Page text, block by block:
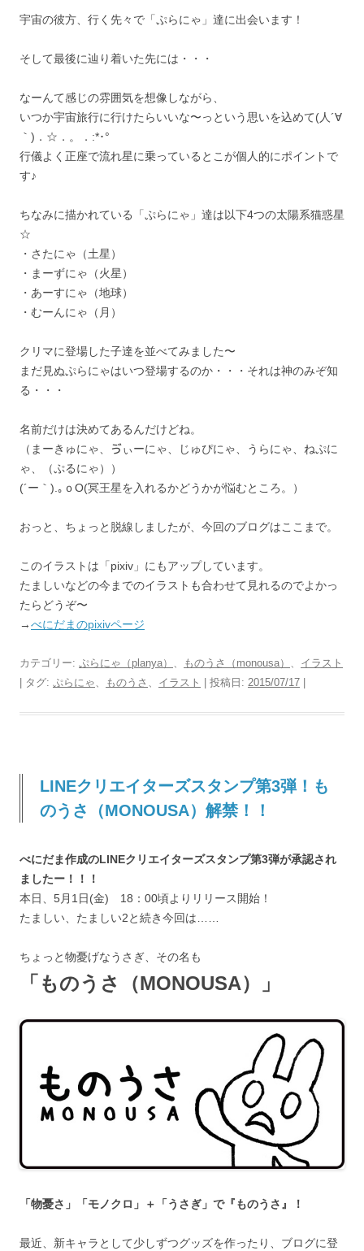
宇宙の彼方、行く先々で「ぷらにゃ」達に出会います！
そして最後に辿り着いた先には・・・
なーんて感じの雰囲気を想像しながら、
いつか宇宙旅行に行けたらいいな〜っという思いを込めて(人´∀
｀)．☆．。．:*･°
行儀よく正座で流れ星に乗っているとこが個人的にポイントで
す♪
ちなみに描かれている「ぷらにゃ」達は以下4つの太陽系猫惑星
☆
・さたにゃ（土星）
・まーずにゃ（火星）
・あーすにゃ（地球）
・むーんにゃ（月）
クリマに登場した子達を並べてみました〜
まだ見ぬぷらにゃはいつ登場するのか・・・それは神のみぞ知
る・・・
名前だけは決めてあるんだけどね。
（まーきゅにゃ、ゔぃーにゃ、じゅぴにゃ、うらにゃ、ねぷに
ゃ、（ぷるにゃ））
(´ー｀).｡ｏO(冥王星を入れるかどうかが悩むところ。）
おっと、ちょっと脱線しましたが、今回のブログはここまで。
このイラストは「pixiv」にもアップしています。
たましいなどの今までのイラストも合わせて見れるのでよかっ
たらどうぞ〜
→べにだまのpixivページ
カテゴリー: ぷらにゃ（planya） ものうさ（monousa）
イラスト
| タグ: ぷらにゃ ものうさ イラスト | 投稿日: 2015/07/17 |
LINEクリエイターズスタンプ第3弾！も
のうさ（MONOUSA）解禁！！
べにだま作成のLINEクリエイターズスタンプ第3弾が承認され
ましたー！！！
本日、5月1日(金) 18：00頃よりリリース開始！
たましい、たましい2と続き今回は……
ちょっと物憂げなうさぎ、その名も
「ものうさ（MONOUSA）」
「物憂さ」「モノクロ」＋「うさぎ」で『ものうさ』！
最近、新キャラとして少しずつグッズを作ったり、ブログに登